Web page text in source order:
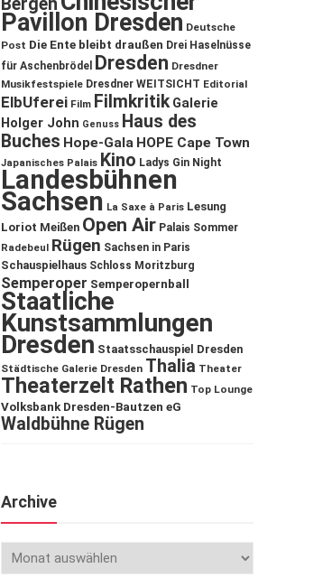
Bergen
Pavillon Dresden Deutsche
Post Die Ente bleibt draußen Drei Haselnüsse
für Aschenbrödel
Dresden Dresdner
Musikfestspiele Dresdner WEITSICHT Editorial
ElbUferei Film Filmkritik Galerie
Holger John Genuss Haus des
Buches Hope-Gala HOPE Cape Town
Japanisches Palais Kino Ladys Gin Night
Landesbühnen
Sachsen La Saxe à Paris Lesung
Loriot Meißen Open Air Palais Sommer
Radebeul Rügen Sachsen in Paris
Schauspielhaus Schloss Moritzburg
Semperoper Semperopernball
Staatliche
Kunstsammlungen
Dresden Staatsschauspiel Dresden
Städtische Galerie Dresden Thalia Theater
Theaterzelt Rathen Top Lounge
Volksbank Dresden-Bautzen eG
Waldbühne Rügen
Archive